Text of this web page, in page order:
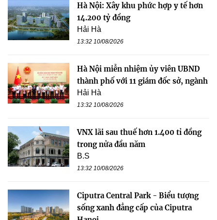
Hà Nội: Xây khu phức hợp y tế hơn
14.200 tỷ đồng
Hải Hà
13:32 10/08/2026
Hà Nội miễn nhiệm ủy viên UBND
thành phố với 11 giám đốc sở, ngành
Hải Hà
13:32 10/08/2026
VNX lãi sau thuế hơn 1.400 tỉ đồng
trong nửa đầu năm
B.S
13:32 10/08/2026
Ciputra Central Park - Biểu tượng
sống xanh đẳng cấp của Ciputra